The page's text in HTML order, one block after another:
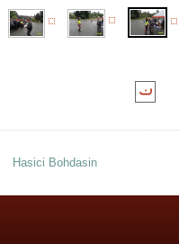
Hasici Bohdasin